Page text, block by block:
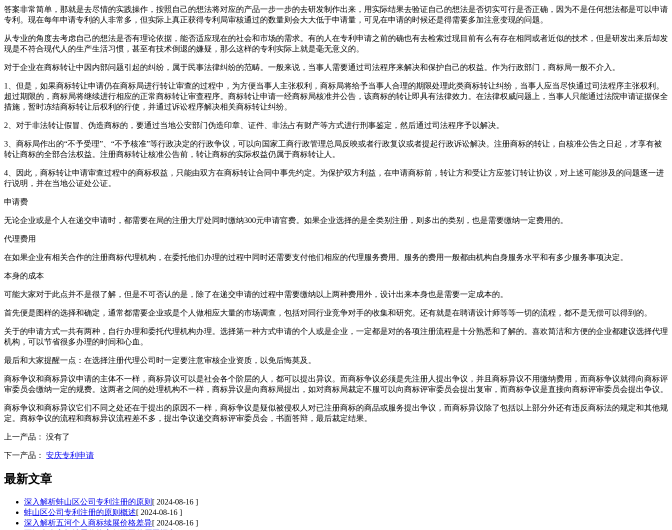
答案非常简单，那就是去尽情的实践操作，按照自己的想法将对应的产品一步一步的去研发制作出来，用实际结果去验证自己的想法是否切实可行是否正确，因为不是任何想法都是可以申请
专利。现在每年申请专利的人非常多，但实际上真正获得专利局审核通过的数量则会大大低于申请量，可见在申请的时候还是得需要多加注意变现的问题。
从专业的角度去考虑自己的想法是否有理论依据，能否适应现在的社会和市场的需求。有的人在专利申请之前的确也有去检索过现目前有么有存在相同或者近似的技术，但是研发出来后却发
现是不符合现代人的生产生活习惯，甚至有技术倒退的嫌疑，那么这样的专利实际上就是毫无意义的。
对于企业在商标转让中因内部问题引起的纠纷，属于民事法律纠纷的范畴。一般来说，当事人需要通过司法程序来解决和保护自己的权益。作为行政部门，商标局一般不介入。
1、但是，如果商标转让申请仍在商标局进行转让审查的过程中，为方便当事人主张权利，商标局将给予当事人合理的期限处理此类商标转让纠纷，当事人应当尽快通过司法程序主张权利。
超过期限的，商标局将继续进行相应的正常商标转让审查程序。商标转让申请一经商标局核准并公告，该商标的转让即具有法律效力。在法律权威问题上，当事人只能通过法院申请证据保全
措施，暂时冻结商标转让后权利的行使，并通过诉讼程序解决相关商标转让纠纷。
2、对于非法转让假冒、伪造商标的，要通过当地公安部门伪造印章、证件、非法占有财产等方式进行刑事鉴定，然后通过司法程序予以解决。
3、商标局作出的“不予受理”、“不予核准”等行政决定的行政争议，可以向国家工商行政管理总局反映或者行政复议或者提起行政诉讼解决。注册商标的转让，自核准公告之日起，才享有被
转让商标的全部合法权益。注册商标转让核准公告前，转让商标的实际权益仍属于商标转让人。
4、因此，商标转让申请审查过程中的商标权益，只能由双方在商标转让合同中事先约定。为保护双方利益，在申请商标前，转让方和受让方应签订转让协议，对上述可能涉及的问题逐一进
行说明，并在当地公证处公证。
申请费
无论企业或是个人在递交申请时，都需要在局的注册大厅处同时缴纳300元申请官费。如果企业选择的是全类别注册，则多出的类别，也是需要缴纳一定费用的。
代理费用
在如果企业有相关合作的注册商标代理机构，在委托他们办理的过程中同时还需要支付他们相应的代理服务费用。服务的费用一般都由机构自身服务水平和有多少服务事项决定。
本身的成本
可能大家对于此点并不是很了解，但是不可否认的是，除了在递交申请的过程中需要缴纳以上两种费用外，设计出来本身也是需要一定成本的。
首先便是图样的选择和确定，通常都需要企业或是个人做相应大量的市场调查，包括对同行业竞争对手的收集和研究。还有就是在聘请设计师等等一切的流程，都不是无偿可以得到的。
关于的申请方式一共有两种，自行办理和委托代理机构办理。选择第一种方式申请的个人或是企业，一定都是对的各项注册流程是十分熟悉和了解的。喜欢简洁和方便的企业都建议选择代理
机构，可以节省很多办理的时间和心血。
最后和大家提醒一点：在选择注册代理公司时一定要注意审核企业资质，以免后悔莫及。
商标争议和商标异议申请的主体不一样，商标异议可以是社会各个阶层的人，都可以提出异议。而商标争议必须是先注册人提出争议，并且商标异议不用缴纳费用，而商标争议就得向商标评
审委员会缴纳一定的规费。这两者之间的处理机构不一样，商标异议是向商标局提出，如对商标局裁定不服可以向商标评审委员会提出复审，而商标争议是直接向商标评审委员会提出争议。
商标争议和商标异议它们不同之处还在于提出的原因不一样，商标争议是疑似被侵权人对已注册商标的商品或服务提出争议，而商标异议除了包括以上部分外还有违反商标法的规定和其他规
定。商标争议的流程和商标异议流程差不多，提出争议递交商标评审委员会，书面答辩，最后裁定结果。
上一产品： 没有了
下一产品： 安庆专利申请
最新文章
深入解析蚌山区公司专利注册的原则 [ 2024-08-16 ]
蚌山区公司专利注册的原则概述[ 2024-08-16 ]
深入解析五河个人商标续展价格差异[ 2024-08-16 ]